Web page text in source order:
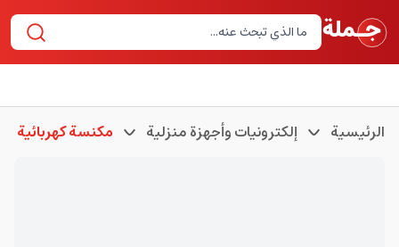
الرئيسية إلكترونيات وأجهزة منزلية مكنسة كهربائية